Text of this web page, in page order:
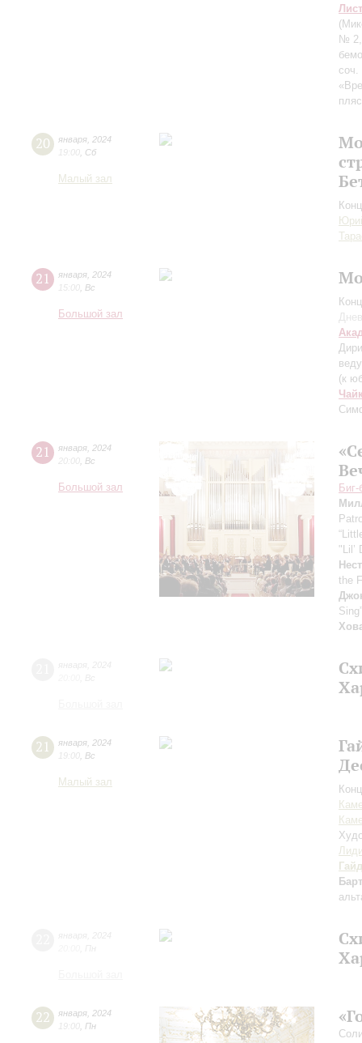
Лист
№ 2,
20 января 2024
19:00 Сб
Малый зал
21 января 2024
15:00 Вс
Большой зал
(к
21 января 2024
20:00 Вс
Большой зал
"Lil’
the
21 января 2024
19:00 Вс
Малый зал
22 января 2024
19:00 Пн